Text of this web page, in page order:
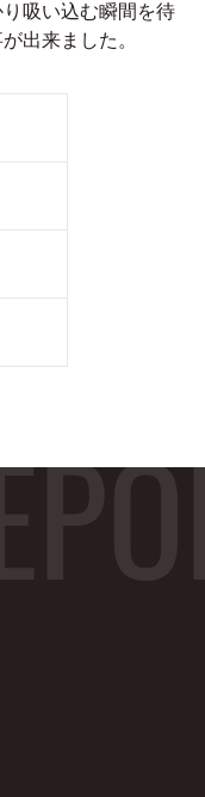
吸い込む瞬間を待
出来ました。